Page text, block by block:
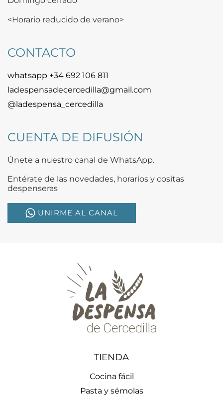
<Horario reducido de verano>
CONTACTO
whatsapp +34 692 106 811
ladespensadecercedilla@gmail.com
@ladespensa_cercedilla
CUENTA DE DIFUSIÓN
Únete a nuestro canal de WhatsApp.
Entérate de las novedades, horarios y cositas
despenseras
UNIRME AL CANAL
TIENDA
Cocina fácil
Pasta y sémolas